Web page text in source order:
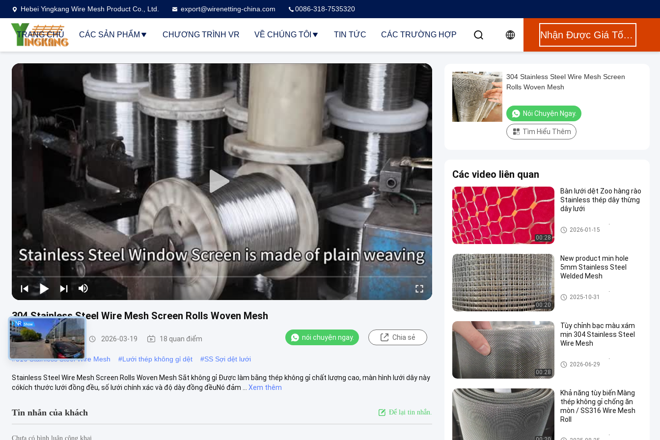
Hebei Yingkang Wire Mesh Product Co., Ltd. export@wirenetting-china.com 0086-318-7535320
TRANG CHỦ CÁC SẢN PHẨM CHƯƠNG TRÌNH VR VỀ CHÚNG TÔI TIN TỨC CÁC TRƯỜNG HỢP Nhận Được Giá Tốt Nhất
304 Stainless Steel Wire Mesh Screen Rolls Woven Mesh
Lưới thép không gỉ 2026-03-19 18 quan điểm nói chuyện ngay. Chia sẻ
#316 Stainless Steel Wire Mesh #Lưới thép không gỉ dệt #SS Sợi dệt lưới
Stainless Steel Wire Mesh Screen Rolls Woven Mesh Sắt không gỉ Được làm bằng thép không gỉ chất lượng cao, màn hình lưới dây này
cókích thước lưới đồng đều, số lưới chính xác và độ dày đồng đềuNó đảm ...
Xem thêm
Tin nhắn của khách Để lại tin nhắn.
Chưa có bình luận công khai
304 Stainless Steel Wire Mesh Screen
Rolls Woven Mesh
Nói Chuyện Ngay.
Tìm Hiểu Thêm
Các video liên quan
00:28
Bàn lưới dệt Zoo hàng rào
Stainless thép dây thừng
dây lưới
Lưới thép không gỉ
2026-01-15
00:20
New product min hole
5mm Stainless Steel
Welded Mesh
Lưới thép không gỉ
2025-10-31
00:28
Tùy chỉnh bạc màu xám
mịn 304 Stainless Steel
Wire Mesh
Lưới thép không gỉ
2026-06-29
Khả năng tùy biến Màng
thép không gỉ chống ăn
mòn / SS316 Wire Mesh
Roll
Lưới thép không gỉ